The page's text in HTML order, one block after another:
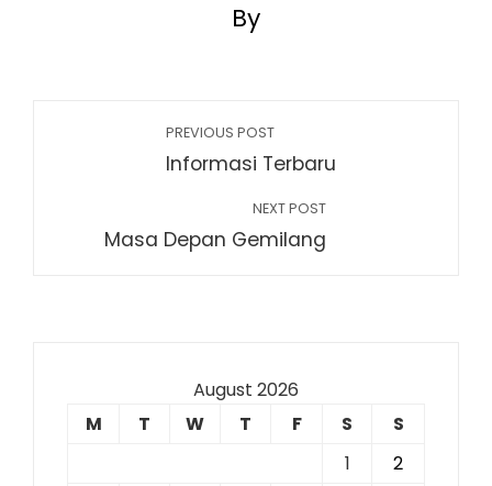
By
PREVIOUS POST
Informasi Terbaru
NEXT POST
Masa Depan Gemilang
August 2026
M
T W T F S
S
1
2